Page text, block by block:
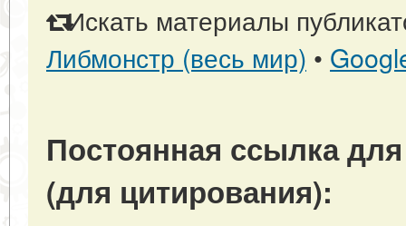
Искать материалы
Либмонстр (весь мир) •
Постоянная ссылка
(для цитирования):